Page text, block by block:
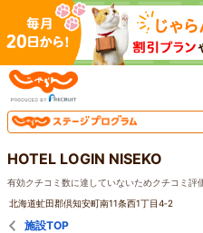
HOTEL LOGIN NISEKO
有効クチコミ数に達していないためクチコミ評
北海道虻田郡倶知安町南11条西1丁目4‐2
施設TOP